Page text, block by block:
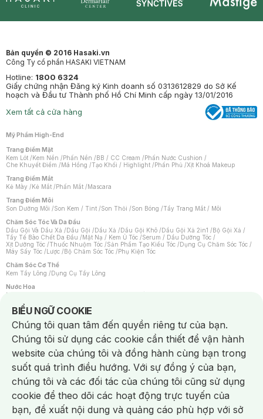
Bản quyền © 2016 Hasaki.vn
Công Ty cổ phần HASAKI VIETNAM
Hotline: 1800 6324
Giấy chứng nhận Đăng ký Kinh doanh số 0313612829 do Sở Kế
hoạch và Đầu tư Thành phố Hồ Chí Minh cấp ngày 13/01/2016
Xem tất cả cửa hàng
Mỹ Phẩm High-End
Trang Điểm Mặt
Kem Lót /Kem Nền /Phấn Nền /BB / CC Cream /Phấn Nước Cushion /
Che Khuyết Điểm /Má Hồng /Tạo Khối / Highlight /Phấn Phủ /Xịt Khoá Makeup
Trang Điểm Mắt
Kẻ Mày /Kẻ Mắt /Phấn Mắt /Mascara
Trang Điểm Môi
Son Dưỡng Môi /Son Kem / Tint /Son Thỏi /Son Bóng /Tẩy Trang Mắt / Môi
Chăm Sóc Tóc Và Da Đầu
Dầu Gội Và Dầu Xả /Dầu Gội /Dầu Xả /Dầu Gội Khô /Dầu Gội Xả 2in1 /Bộ Gội Xả /
Tẩy Tế Bào Chết Da Đầu /Mặt Nạ / Kem Ủ Tóc /Serum / Dầu Dưỡng Tóc /
Xịt Dưỡng Tóc /Thuốc Nhuộm Tóc /Sản Phẩm Tạo Kiểu Tóc /Dụng Cụ Chăm Sóc Tóc /
Máy Sấy Tóc /Lược /Bộ Chăm Sóc Tóc /Phụ Kiện Tóc
Chăm Sóc Cơ Thể
Kem Tẩy Lông /Dụng Cụ Tẩy Lông
Nước Hoa
Nước Hoa Nữ
Chăm Sóc Cá Nhân
Chống Muỗi /Khẩu Trang /Máy Massage/Mặt Nạ Xông Hơi /Nước Rửa Tay/
Sản Phẩm Chăm Sóc Khác /Bàn Chải Đánh Răng /Bàn Chải Điện/
Hỗ Trợ Trắng Răng/Kem Đánh Răng /Máy Tăm Nước/ Nước Súc Miệng/
Tăm / Chỉ Nha Khoa/ Xịt Thơm Miệng / Dung Dịch Vệ Sinh/Dưỡng Vùng Kín/
Khăn Ướt Vệ Sinh Vùng Kín/Băng Vệ Sinh/Tampon/Bọt Cạo Râu /Dao Cạo Râu/
Máy Cạo Râu
Vấn Đề Về Da
Da Dầu / Lỗ Chân Lông To/ Da Khô / Mất Nước/ Da Lão Hóa/ Da Mụn/
Da Nhạy Cảm / Kích Ứng
Da Xỉn Màu Thâm / Nám / Tàn Nhang
Quầng Thâm & Bọng Mắt /Sẹo /Viêm Da Cơ Địa
Dụng Cụ / Phụ Kiện Chăm Sóc Da
Bông Tẩy Trang
Khăn Lau Mặt Khô Dụng Cụ / Máy Rửa Mặt Máy Chăm Sóc Da
BIỂU NGỮ COOKIE
Notice about cookies usage
Chúng tôi quan tâm đến quyền riêng tư của bạn.
Chúng tôi sử dụng các cookie cần thiết để vận hành
website của chúng tôi và đồng hành cùng bạn trong
suốt quá trình điều hướng. Với sự đồng ý của bạn,
chúng tôi và các đối tác của chúng tôi cũng sử dụng
cookie để theo dõi các hoạt động trực tuyến của
bạn, đề xuất nội dung và quảng cáo phù hợp với sở